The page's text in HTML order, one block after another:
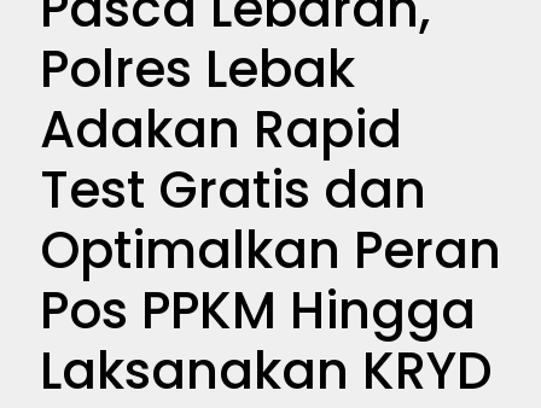
Polres Lebak
Adakan Rapid
Test Gratis dan
Optimalkan Peran
Pos PPKM Hingga
Laksanakan KRYD